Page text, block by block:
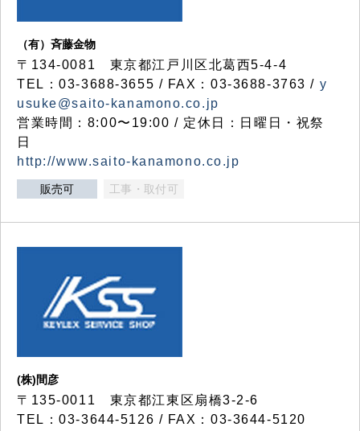
（有）斉藤金物
〒134-0081 東京都江戸川区北葛西5-4-4
TEL：03-3688-3655 / FAX：03-3688-3763 / y
usuke@saito-kanamono.co.jp
営業時間：8:00〜19:00 / 定休日：日曜日・祝祭
日
http://www.saito-kanamono.co.jp
販売可 工事・取付可
(株)間彦
〒135-0011 東京都江東区扇橋3-2-6
TEL：03-3644-5126 / FAX：03-3644-5120